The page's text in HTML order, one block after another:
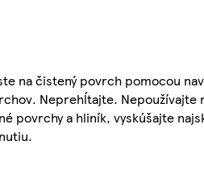
na čistený povrch pomocou
Neprehĺtajte.
povrchy a hliník, vyskúšajte